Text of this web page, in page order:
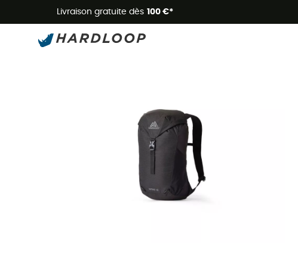
Livraison gratuite dès 100 €*